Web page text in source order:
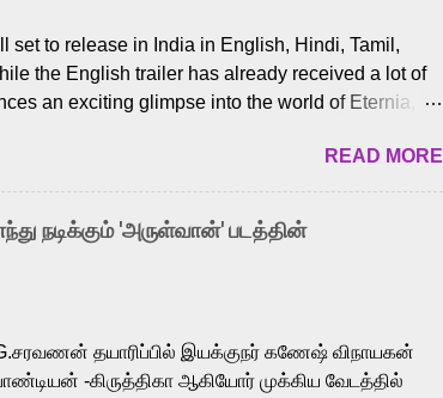
set to release in India in English, Hindi, Tamil,
the English trailer has already received a lot of
an exciting glimpse into the world of Eternia,
Tamil voice cast led by celebrated playback
superhero He-Man. Known for memorable songs
Ghajini, and “Mun Andhi” from 7 Aum Arivu,
command over multiple languages, making him
Menon, known for portraying memorable
READ MORE
நடிக்கும் 'அருள்வான்' படத்தின்
தயாரிப்பில் இயக்குநர் கணேஷ் விநாயகன்
-கிருத்திகா ஆகியோர் முக்கிய வேடத்தில்